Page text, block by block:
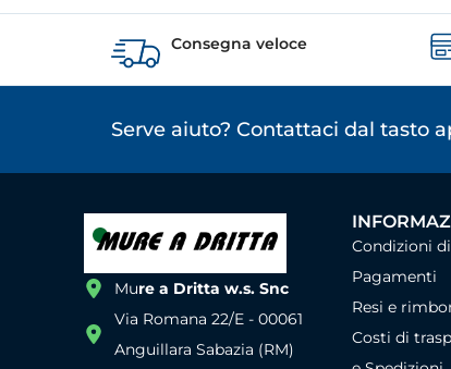
Consegna veloce
Serve aiuto? Contattaci dal tasto
Mure a Dritta w.s. Snc
Via Romana 22/E - 00061
Anguillara Sabazia (RM)
Condizioni
Pagamenti
Resi e
Costi di